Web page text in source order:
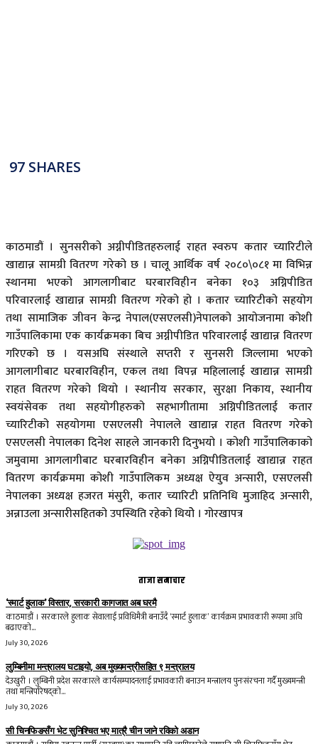
97 SHARES
काठमाडौं । सुनसरीको अग्नीपीडितहरुलाई राहत स्वरुप कतार च्यारिटीले
खाद्यान्न सामग्री वितरण गरेको छ । चालू आर्थिक वर्ष २०८०\०८१ मा विभिन्न
स्थानमा भएको आगलागीबाट घरबारविहीन बनेका १०३ अग्निपीडित
परिवारलाई खाद्यान्न सामग्री वितरण गरेको हो । कतार च्यारिटीको सहयोग
तथा सामाजिक जीवन केन्द्र नेपाल(एसएलसी)नेपालको आयोजनामा कोशी
गाउँपालिकामा एक कार्यक्रमका बिच अग्नीपीडित परिवारलाई खाद्यान्न वितरण
गरिएको छ । यसअघि संस्थाले सप्तरी र सुनसरी जिल्लामा भएको
आगलागीबाट घरबारविहीन, एकल तथा विपन्न महिलालाई खाद्यान्न सामग्री
राहत वितरण गरेको थियो । स्थानीय सरकार, सुरक्षा निकाय, स्थानीय
स्वयंसेवक तथा सहयोगीहरुको सहभागीतामा अग्निपीडितलाई कतार
च्यारिटीको सहयोगमा एसएलसी नेपालले खाद्यान्न राहत वितरण गरेको
एसएलसी नेपालका दिनेश साहले जानकारी दिनुभयो । कोशी गाउँपालिकाको
जमुवामा आगलागीबाट घरबारविहीन बनेका अग्निपीडितलाई खाद्यान्न राहत
वितरण कार्यक्रममा कोशी गाउँपालिकम अध्यक्ष ऐयुव अन्सारी, एसएलसी
नेपालका अध्यक्ष हजरत मंसुरी, कतार च्यारिटी प्रतिनिधि मुजाहिद अन्सारी,
अन्नाउला अन्सारीसहितको उपस्थिति रहेको थियोे । गोरखापत्र
ताजा समाचार
‘स्मार्ट हुलाक’ विस्तार, सरकारी कागजात अब घरमै
काठमाडौं । सरकारले हुलाक सेवालाई प्रविधिमैत्री बनाउँदै ‘स्मार्ट हुलाक’ कार्यक्रम प्रभावकारी रूपमा अघि
बढाएको...
July 30, 2026
लुम्बिनीमा मन्त्रालय घटाइयो, अब मुख्यमन्त्रीसहित ९ मन्त्रालय
देउखुरी । लुम्बिनी प्रदेश सरकारले कार्यसम्पादनलाई प्रभावकारी बनाउन मन्त्रालय पुनःसंरचना गर्दै मुख्यमन्त्री
तथा मन्त्रिपरिषद्को...
July 30, 2026
सी चिनफिङसँग भेट सुनिश्चित भए मात्रै चीन जाने रविको अडान